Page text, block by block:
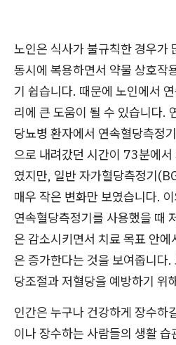
노인은 식사가 불규칙한 경우가
동시에 복용하면서 약물 상호작
기 쉽습니다. 때문에 노인에서
리에 큰 도움이 될 수 있습니다.
당뇨병 환자에서 연속혈당측정
으로 내려갔던 시간이 73분에
였지만, 일반 자가혈당측정기
매우 작은 변화만 보였습니다.
연속혈당측정기를 사용했을 때
은 감소시키면서 치료 목표 안
은 증가한다는 것을 보여줍니다
당조절과 저혈당을 예방하기 위
인간은 누구나 건강하게 장수하
이나 장수하는 사람들의 생활